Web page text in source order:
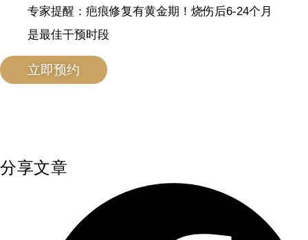
专家提醒：疤痕修复有黄金期！烧伤后6-24个月
是最佳干预时段
立即预约
分享文章